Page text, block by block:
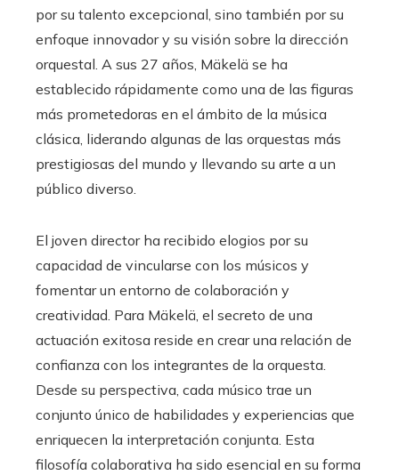
por su talento excepcional, sino también por su
enfoque innovador y su visión sobre la dirección
orquestal. A sus 27 años, Mäkelä se ha
establecido rápidamente como una de las figuras
más prometedoras en el ámbito de la música
clásica, liderando algunas de las orquestas más
prestigiosas del mundo y llevando su arte a un
público diverso.
El joven director ha recibido elogios por su
capacidad de vincularse con los músicos y
fomentar un entorno de colaboración y
creatividad. Para Mäkelä, el secreto de una
actuación exitosa reside en crear una relación de
confianza con los integrantes de la orquesta.
Desde su perspectiva, cada músico trae un
conjunto único de habilidades y experiencias que
enriquecen la interpretación conjunta. Esta
filosofía colaborativa ha sido esencial en su forma